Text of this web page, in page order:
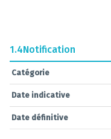
1.4Notification
Catégorie
Date indicative
Date définitive